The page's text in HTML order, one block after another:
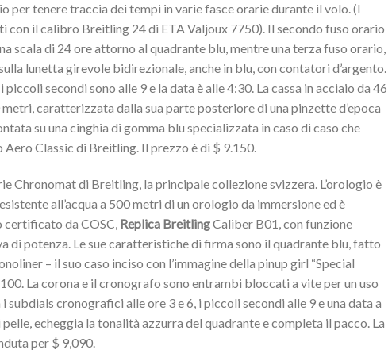
per tenere traccia dei tempi in varie fasce orarie durante il volo. (I
con il calibro Breitling 24 di ETA Valjoux 7750). Il secondo fuso orario
scala di 24 ore attorno al quadrante blu, mentre una terza fuso orario,
lunetta girevole bidirezionale, anche in blu, con contatori d’argento.
secondi sono alle 9 e la data è alle 4:30. La cassa in acciaio da 46
caratterizzata dalla sua parte posteriore di una pinzette d’epoca
su una cinghia di gomma blu specializzata in caso di caso che
Classic di Breitling. Il prezzo è di $ 9.150.
Chronomat di Breitling, la principale collezione svizzera. L’orologio è
all’acqua a 500 metri di un orologio da immersione ed è
certificato da COSC, Replica BreitlingCaliber B01, con funzione
di potenza. Le sue caratteristiche di firma sono il quadrante blu, fatto
– il suo caso inciso con l’immagine della pinup girl “Special
La corona e il cronografo sono entrambi bloccati a vite per un uso
cronografici alle ore 3 e 6, i piccoli secondi alle 9 e una data a
echeggia la tonalità azzurra del quadrante e completa il pacco. La
per $ 9,090.